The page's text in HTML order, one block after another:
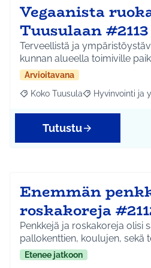
Vegaanista
Tuusulaan #2113
Terveellistä ja
kunnan alueella toimiville
Arvioitavana
Rajaa tulokset aihepiirin mukaan:
Koko Tuusula Rajaa tulokset
Hyvinvointi ja
Tutustu
Enemmän
roskakoreja
Penkkejä ja roskakoreja olisi
pallokenttien, koulujen, sekä
Etenee jatkoon